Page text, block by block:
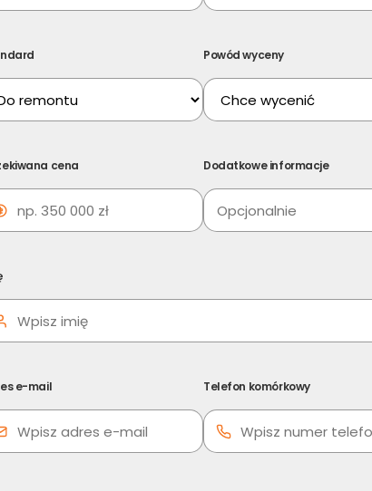
Ogrodzieniec
Powód wyceny
cena Dodatkowe informacje
e-mail Telefon komórkowy